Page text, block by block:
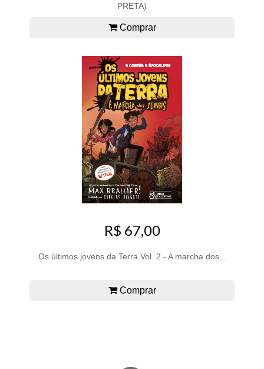
PRETA)
Comprar
R$ 67,00
Os últimos jovens da Terra Vol. 2 - A marcha dos...
Comprar